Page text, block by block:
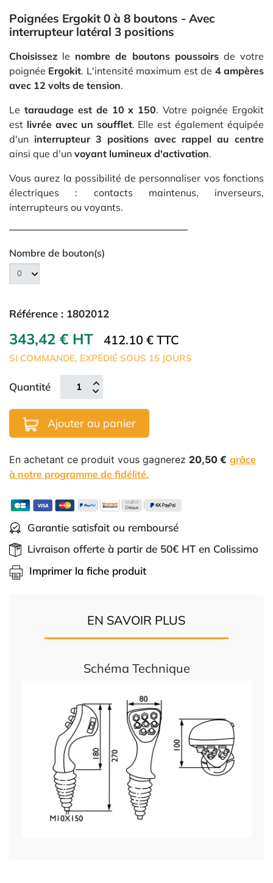
Poignées Ergokit 0 à 8 boutons - Avec
interrupteur latéral 3 positions
Choisissez le nombre de boutons poussoirsde votre
poignée Ergokit. L'intensité maximum est de 4 ampères
avec 12 volts de tension.
Le taraudage est de 10 x 150. Votre poignée Ergokit
est livrée avec un soufflet. Elle est également équipée
d'un interrupteur 3 positions avec rappel au centre
ainsi que d'un voyant lumineux d'activation.
Vous aurez la possibilité de personnaliser vos fonctions
électriques : contacts maintenus, inverseurs,
interrupteurs ou voyants.
Nombre de bouton(s)
Référence : 1802012
343,42 € HT 412.10 € TTC
SI COMMANDE, EXPÉDIÉ SOUS 15 JOURS
Quantité
Ajouter au panier
En achetant ce produit vous gagnerez 20,50 € grâce
à notre programme de fidélité.
Garantie satisfait ou remboursé
Livraison offerte à partir de 50€ HT en Colissimo
Imprimer la fiche produit
EN SAVOIR PLUS
Schéma Technique